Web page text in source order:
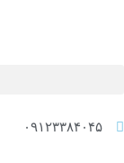
۰۹۱۲۳۳۸۴۰۴۵